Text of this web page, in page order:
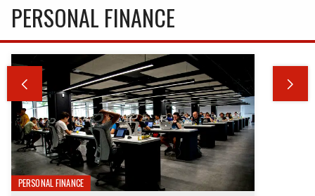
PERSONAL FINANCE
 
PERSONAL FINANCE